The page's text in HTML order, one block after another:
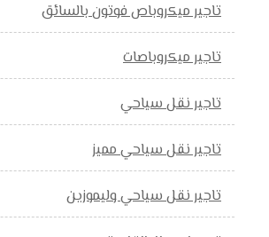
تاجير ميكروباص فوتون بالسائق
تاجير ميكروباصات
تاجير نقل سياحي
تاجير نقل سياحي مميز
تاجير نقل سياحي وليموزين